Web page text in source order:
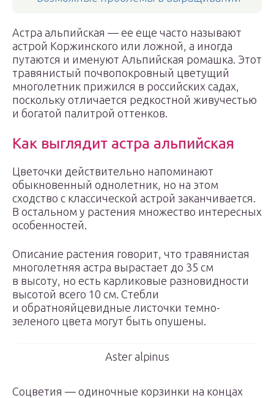
Астра альпийская — ее еще часто называют
астрой Коржинского или ложной, а иногда
путаются и именуют Альпийская ромашка. Этот
травянистый почвопокровный цветущий
многолетник прижился в российских садах,
поскольку отличается редкостной живучестью
и богатой палитрой оттенков.
Как выглядит астра альпийская
Цветочки действительно напоминают
обыкновенный однолетник, но на этом
сходство с классической астрой заканчивается.
В остальном у растения множество интересных
особенностей.
Описание растения говорит, что травянистая
многолетняя астра вырастает до 35 см
в высоту, но есть карликовые разновидности
высотой всего 10 см. Стебли
и обратнояйцевидные листочки темно-
зеленого цвета могут быть опушены.
Aster alpinus
Соцветия — одиночные корзинки на концах